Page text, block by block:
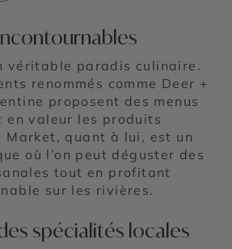
véritable paradis culinaire.
renommés comme Deer +
proposent des menus
valeur les produits
Market, quant à lui, est un
où l’on peut déguster des
tout en profitant
sur les rivières.
spécialités locales